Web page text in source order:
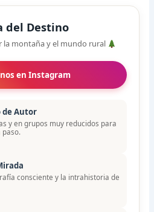
del Destino
la montaña y el mundo rural
en Instagram
de Autor
y en grupos muy reducidos para
consciente y la intrahistoria de